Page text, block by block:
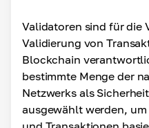
Validatoren sind für die
Validierung von
Blockchain
bestimmte Menge der
Netzwerks als
ausgewählt werden,